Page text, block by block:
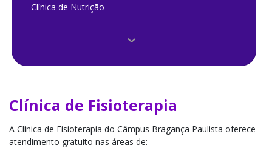
Clínica de Nutrição
Clínica Veterinária e Centro Diagnóstico
Clínicas de Psicologia
Consultório de Enfermagem Materno-Infantil
Clínica de Fisioterapia
A Clínica de Fisioterapia do Câmpus Bragança Paulista oferece
atendimento gratuito nas áreas de: